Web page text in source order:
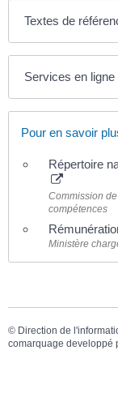
Textes de
Services en
Pour en savoir
Répertoire
Commission
compétences
Ministère
© Direction de
comarquage developpé